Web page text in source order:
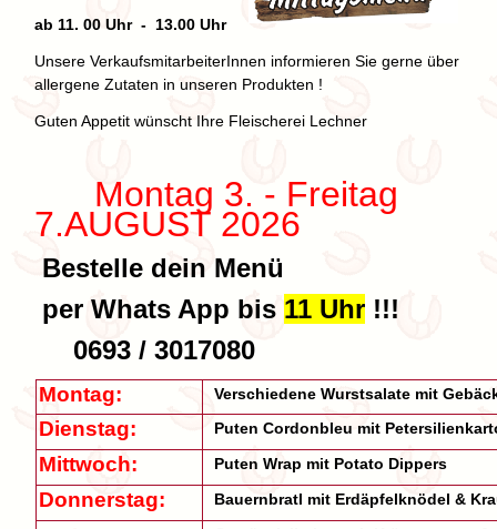
ab 11. 00 Uhr - 13.00 Uhr
Unsere VerkaufsmitarbeiterInnen informieren Sie gerne über
allergene Zutaten in unseren Produkten !
Guten Appetit wünscht Ihre Fleischerei Lechner
Montag 3. - Freitag
7.AUGUST 2026
Bestelle dein Menü
per Whats App bis 11 Uhr !!!
0693 / 3017080
Montag: Verschiedene Wurstsalate mit
Dienstag: Puten Cordonbleu mit
Mittwoch: Puten Wrap mit Potato Dippers
Donnerstag: Bauernbratl mit Erdäpfelknödel &